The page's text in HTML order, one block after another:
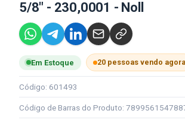
5/8" - 230,0001 - Noll
Em Estoque 20 pessoas vendo agora
Código: 601493
Código de Barras do Produto: